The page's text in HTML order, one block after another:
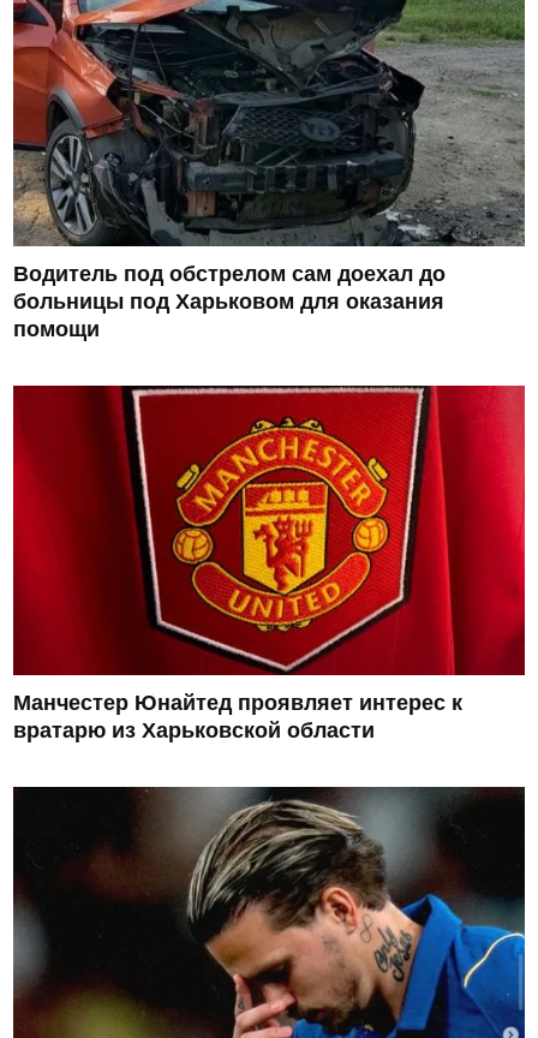
Водитель под обстрелом сам доехал до
больницы под Харьковом для оказания
помощи
Манчестер Юнайтед проявляет интерес к
вратарю из Харьковской области